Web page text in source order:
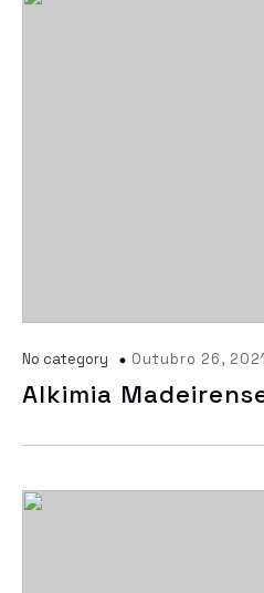
No category Outubro 26, 2021
Alkimia